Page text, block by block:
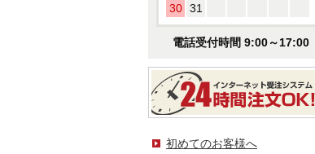
30 31
電話受付時間 9:00～17:00
初めてのお客様へ